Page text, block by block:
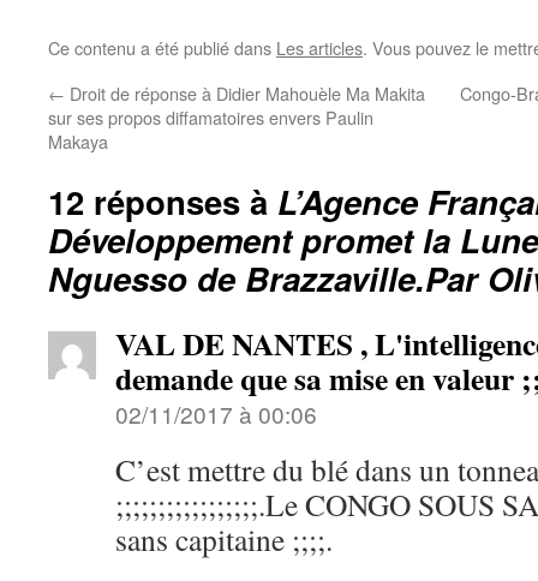
Ce contenu a été publié dans Les articles. Vous pouvez le
← Droit de réponse à Didier Mahouèle Ma Makita
sur ses propos diffamatoires envers Paulin
Makaya
Congo-
12 réponses à L’Agence
Développement promet la
Nguesso de Brazzaville.Par
VAL DE NANTES ,
demande que sa mise en
02/11/2017 à 00:06
C’est mettre du blé dans un
;;;;;;;;;;;;;;;;;.Le CONGO SOUS
sans capitaine ;;;;.